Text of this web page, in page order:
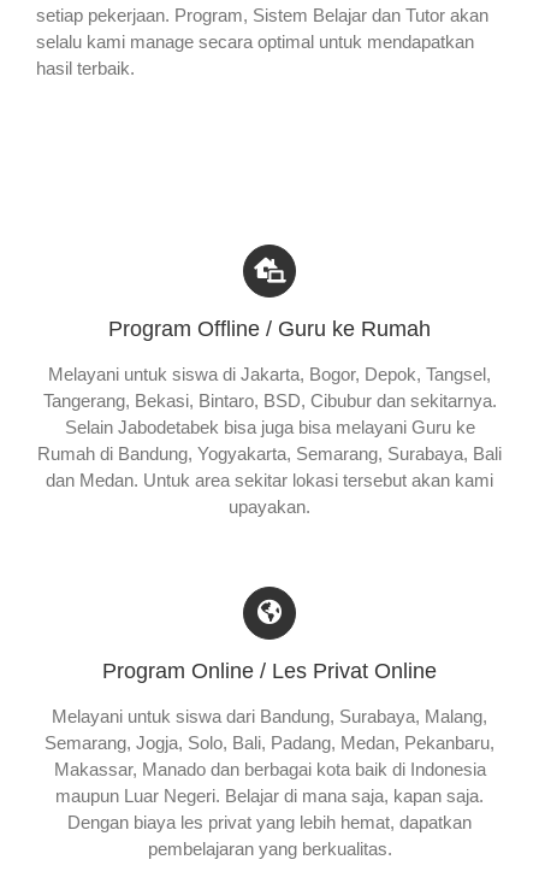
setiap pekerjaan. Program, Sistem Belajar dan Tutor akan
selalu kami manage secara optimal untuk mendapatkan
hasil terbaik.
Program Offline / Guru ke Rumah
Melayani untuk siswa di Jakarta, Bogor, Depok, Tangsel,
Tangerang, Bekasi, Bintaro, BSD, Cibubur dan sekitarnya.
Selain Jabodetabek bisa juga bisa melayani Guru ke
Rumah di Bandung, Yogyakarta, Semarang, Surabaya, Bali
dan Medan. Untuk area sekitar lokasi tersebut akan kami
upayakan.
Program Online / Les Privat Online
Melayani untuk siswa dari Bandung, Surabaya, Malang,
Semarang, Jogja, Solo, Bali, Padang, Medan, Pekanbaru,
Makassar, Manado dan berbagai kota baik di Indonesia
maupun Luar Negeri. Belajar di mana saja, kapan saja.
Dengan biaya les privat yang lebih hemat, dapatkan
pembelajaran yang berkualitas.